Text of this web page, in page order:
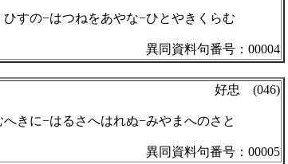
すの−はつねをあやな−ひとやきくらむ
異同資料句番号：00004
好忠 (046)
きに−はるさへはれぬ−みやまへのさと
異同資料句番号：00005